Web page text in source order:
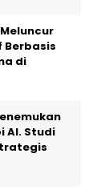
Berbasis
di
AI. Studi